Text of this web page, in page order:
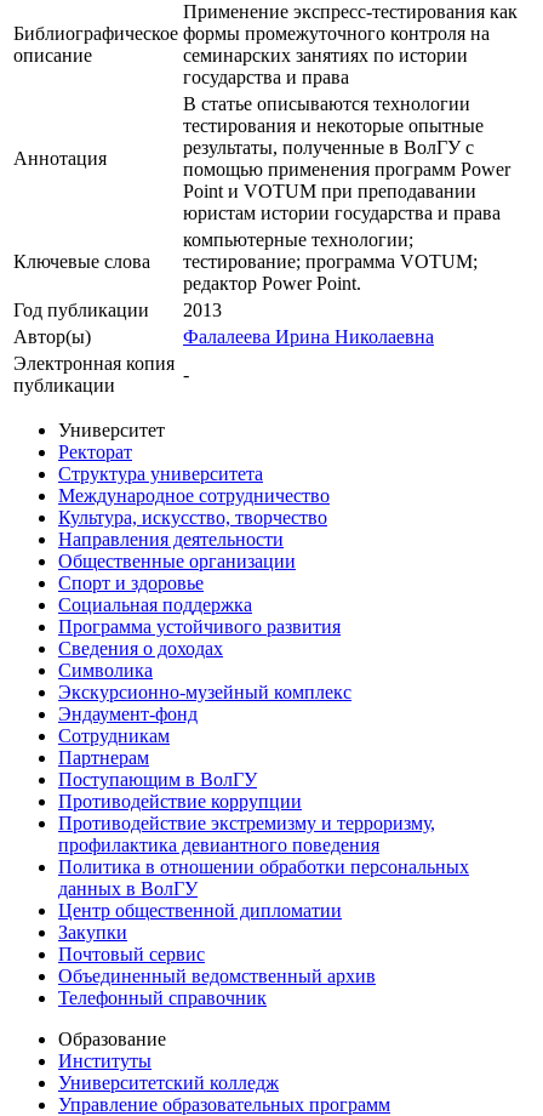
Библиографическое
описание
Применение экспресс-тестирования как
формы промежуточного контроля на
семинарских занятиях по истории
государства и права
Аннотация
В статье описываются технологии
тестирования и некоторые опытные
результаты, полученные в ВолГУ с
помощью применения программ Power
Point и VOTUM при преподавании
юристам истории государства и права
Ключевые cлова
компьютерные технологии;
тестирование; программа VOTUM;
редактор Power Point.
Год публикации
2013
Автор(ы)
Фалалеева Ирина Николаевна
Электронная копия
публикации
-
Университет
Ректорат
Структура университета
Международное сотрудничество
Культура, искусство, творчество
Направления деятельности
Общественные организации
Спорт и здоровье
Социальная поддержка
Программа устойчивого развития
Сведения о доходах
Символика
Экскурсионно-музейный комплекс
Эндаумент-фонд
Сотрудникам
Партнерам
Поступающим в ВолГУ
Противодействие коррупции
Противодействие экстремизму и терроризму,
профилактика девиантного поведения
Политика в отношении обработки персональных
данных в ВолГУ
Центр общественной дипломатии
Закупки
Почтовый сервис
Объединенный ведомственный архив
Телефонный справочник
Образование
Институты
Университетский колледж
Управление образовательных программ